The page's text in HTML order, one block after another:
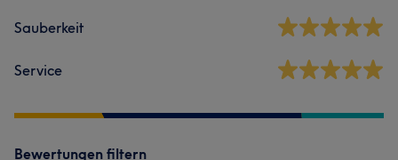
Sauberkeit
Service
Bewertungen filtern